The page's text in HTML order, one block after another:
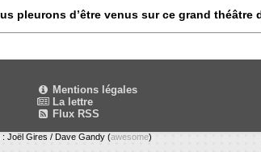
pleurons d’être venus sur ce grand théâtre
Mentions légales
La lettre
Flux RSS
: Joël Gires / Dave Gandy (awesome)